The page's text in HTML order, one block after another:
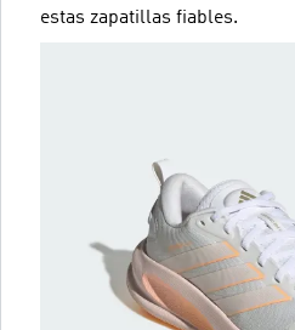
estas zapatillas fiables.